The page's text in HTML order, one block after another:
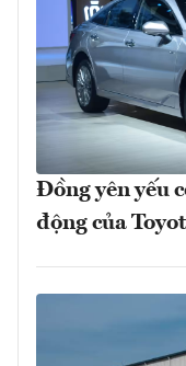
Đồng yên yếu
động của